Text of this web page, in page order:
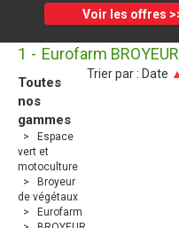
Voir les offres
Toutes
nos
gammes
Espace
vert et
motoculture
Broyeur
de végétaux
Eurofarm
1 Eurofarm
Trier par : Date